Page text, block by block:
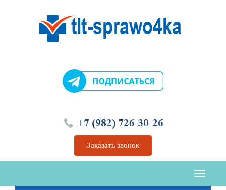
содержимому
Заказать звонок